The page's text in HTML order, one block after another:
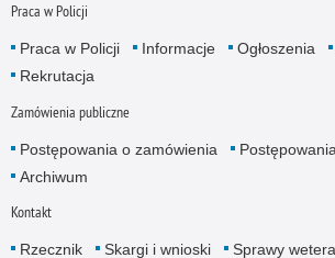
Praca w Policji
Praca w Policji Informacje Ogłoszenia
Rekrutacja
Zamówienia publiczne
Postępowania o zamówienia
Archiwum
Kontakt
Rzecznik Skargi i wnioski Sprawy